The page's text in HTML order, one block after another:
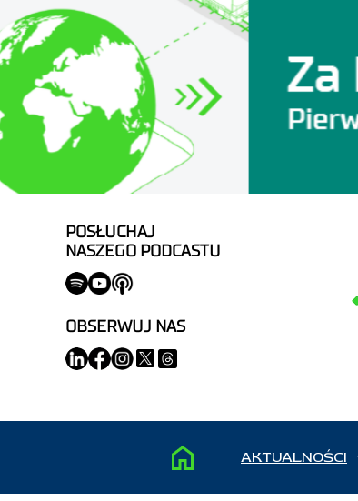
POSŁUCHAJ
NASZEGO PODCASTU
OBSERWUJ NAS
AKTUALNOŚCI